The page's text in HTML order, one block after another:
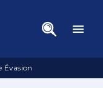
menu
Évasion